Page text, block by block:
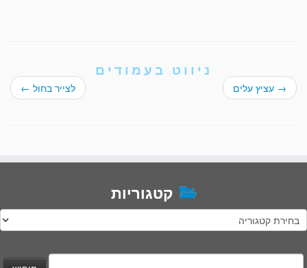
ניווט בעמודים
→ עציץ עלים לצייר בחול ←
קטגוריות
קטגוריות
חיפוש: